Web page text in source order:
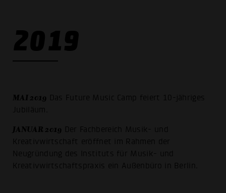
2019
MAI 2019 Das Future Music Camp feiert 10-jähriges
Jubiläum.
JANUAR 2019 Der Fachbereich Musik- und
Kreativwirtschaft eröffnet im Rahmen der
Neugründung des Instituts für Musik- und
Kreativwirtschaftspraxis ein Außenbüro in Berlin.